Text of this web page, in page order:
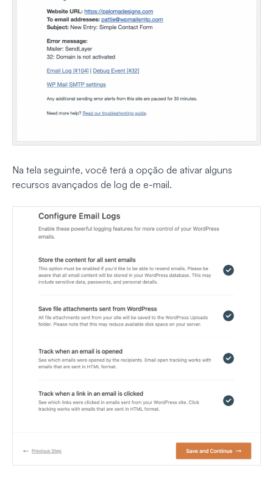
Na tela seguinte, você terá a opção de ativar alguns
recursos avançados de log de e-mail.